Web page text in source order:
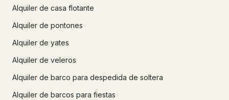
Alquiler de casa flotante
Alquiler de pontones
Alquiler de yates
Alquiler de veleros
Alquiler de barco para despedida de soltera
Alquiler de barcos para fiestas